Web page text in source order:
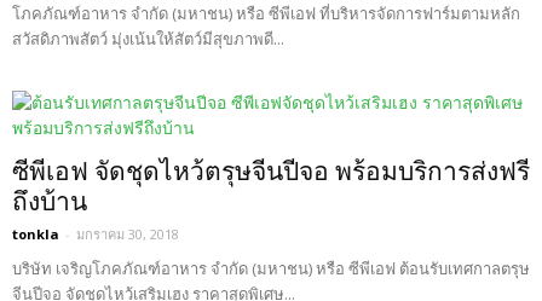
โภคภัณฑ์อาหาร จำกัด (มหาชน) หรือ ซีพีเอฟ ที่บริหารจัดการฟาร์มตามหลัก
สวัสดิภาพสัตว์ มุ่งเน้นให้สัตว์มีสุขภาพดี...
ซีพีเอฟ จัดชุดไหว้ตรุษจีนปีจอ พร้อมบริการส่งฟรี
ถึงบ้าน
tonkla - มกราคม 30, 2018
บริษัท เจริญโภคภัณฑ์อาหาร จำกัด (มหาชน) หรือ ซีพีเอฟ ต้อนรับเทศกาลตรุษ
จีนปีจอ จัดชุดไหว้เสริมเฮง ราคาสุดพิเศษ...